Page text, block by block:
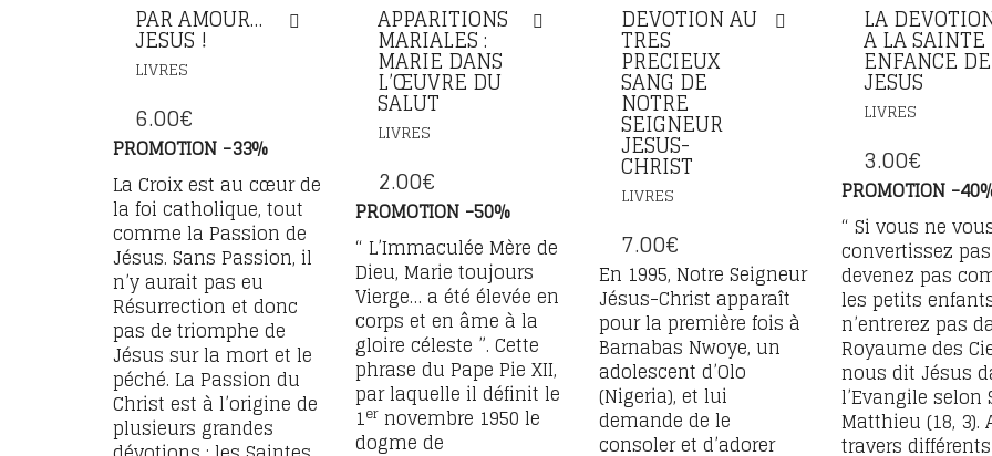
PAR AMOUR…
JESUS !
LIVRES
6.00€
PROMOTION -33%
La Croix est au cœur de
la foi catholique, tout
comme la Passion de
Jésus. Sans Passion, il
n’y aurait pas eu
Résurrection et donc
pas de triomphe de
Jésus sur la mort et le
péché. La Passion du
Christ est à l’origine de
plusieurs grandes
APPARITIONS
MARIALES :
MARIE DANS
L’ŒUVRE DU
SALUT
LIVRES
2.00€
PROMOTION -50%
“ L’Immaculée Mère de
Dieu, Marie toujours
Vierge… a été élevée en
corps et en âme à la
gloire céleste ”. Cette
phrase du Pape Pie XII,
par laquelle il définit le
1er novembre 1950 le
dogme de
DEVOTION AU
TRES
PRECIEUX
SANG DE
NOTRE
SEIGNEUR
JESUS-
CHRIST
LIVRES
7.00€
En 1995, Notre Seigneur
Jésus-Christ apparaît
pour la première fois à
Barnabas Nwoye, un
adolescent d’Olo
(Nigeria), et lui
demande de le
consoler et d’adorer
LA
A LA SAINTE
ENFANCE DE
JESUS
LIVRES
3.00€
PROMOTION -
“ Si vous ne
convertissez
devenez pas
les petits
n’entrerez pas
Royaume des
nous dit Jésus
l’Evangile selon
Matthieu (18, 3).
travers différents